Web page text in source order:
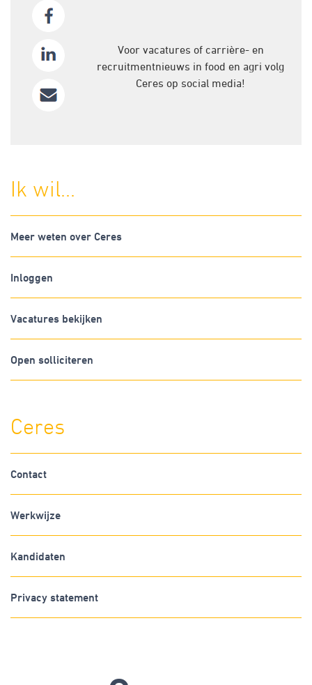
Voor vacatures of carrière- en
recruitmentnieuws in food en agri volg
Ceres op social media!
Ik wil...
Meer weten over Ceres
Inloggen
Vacatures bekijken
Open solliciteren
Ceres
Contact
Werkwijze
Kandidaten
Privacy statement